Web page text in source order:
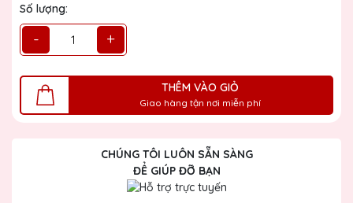
Số lượng:
- +
THÊM VÀO GIỎ
Giao hàng tận nơi miễn phí
CHÚNG TÔI LUÔN SẴN SÀNG
ĐỂ GIÚP ĐỠ BẠN